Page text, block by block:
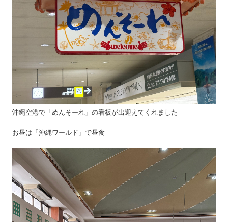
沖縄空港で「めんそーれ」の看板が出迎えてくれました
お昼は「沖縄ワールド」で昼食